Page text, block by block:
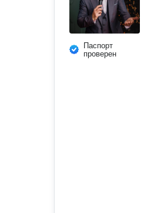
Паспорт
проверен